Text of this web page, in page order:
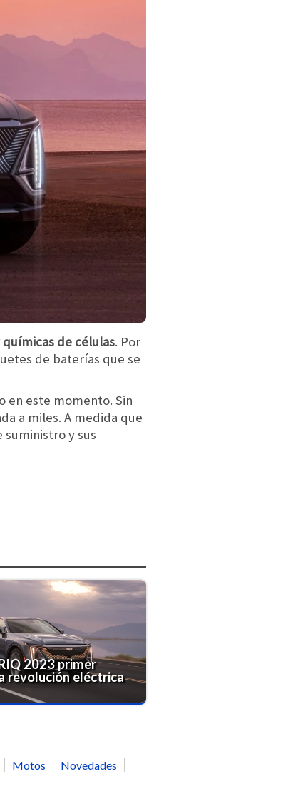
de células. Por
de baterías que se
en este momento. Sin
a miles. A medida que
suministro y sus
2023 primer
revolución eléctrica
Motos
Novedades